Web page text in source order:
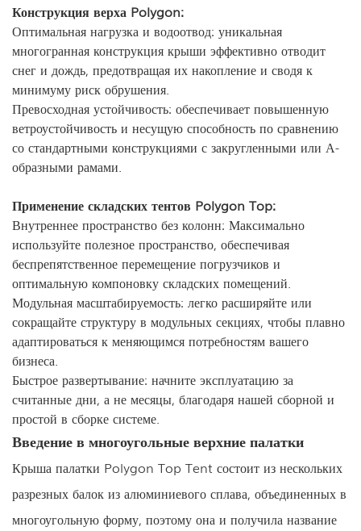
Конструкция верха Polygon:
Оптимальная нагрузка и водоотвод: уникальная
многогранная конструкция крыши эффективно отводит
снег и дождь, предотвращая их накопление и сводя к
минимуму риск обрушения.
Превосходная устойчивость: обеспечивает повышенную
ветроустойчивость и несущую способность по сравнению
со стандартными конструкциями с закругленными или А-
образными рамами.
Применение складских тентов Polygon Top:
Внутреннее пространство без колонн: Максимально
используйте полезное пространство, обеспечивая
беспрепятственное перемещение погрузчиков и
оптимальную компоновку складских помещений.
Модульная масштабируемость: легко расширяйте или
сокращайте структуру в модульных секциях, чтобы плавно
адаптироваться к меняющимся потребностям вашего
бизнеса.
Быстрое развертывание: начните эксплуатацию за
считанные дни, а не месяцы, благодаря нашей сборной и
простой в сборке системе.
Введение в многоугольные верхние палатки
Крыша палатки Polygon Top Tent состоит из нескольких
разрезных балок из алюминиевого сплава, объединенных в
многоугольную форму, поэтому она и получила название